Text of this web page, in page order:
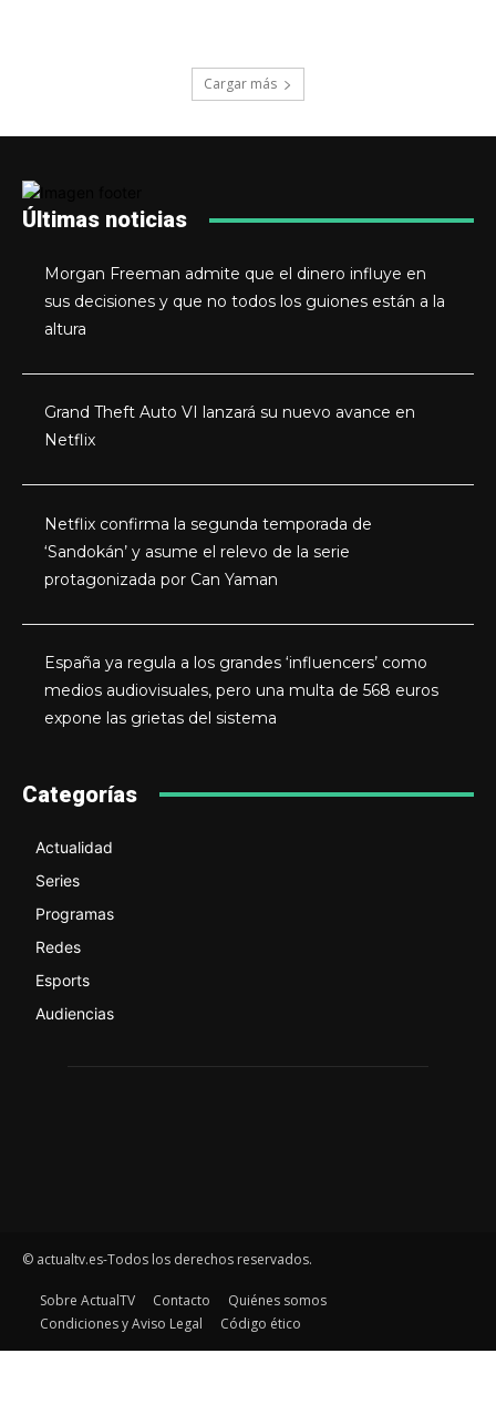
Cargar más
Últimas noticias
Morgan Freeman admite que el dinero influye en
sus decisiones y que no todos los guiones están a la
altura
Grand Theft Auto VI lanzará su nuevo avance en
Netflix
Netflix confirma la segunda temporada de
‘Sandokán’ y asume el relevo de la serie
protagonizada por Can Yaman
España ya regula a los grandes ‘influencers’ como
medios audiovisuales, pero una multa de 568 euros
expone las grietas del sistema
Categorías
Actualidad
Series
Programas
Redes
Esports
Audiencias
© actualtv.es-Todos los derechos reservados.
Sobre ActualTV Contacto
Quiénes somos
Condiciones y Aviso Legal
Código ético